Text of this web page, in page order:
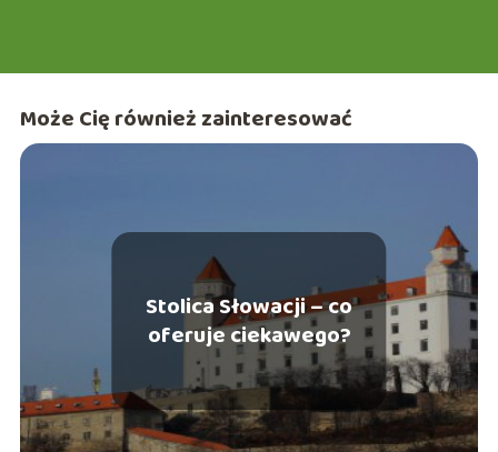
Może Cię również zainteresować
Stolica Słowacji – co
oferuje ciekawego?